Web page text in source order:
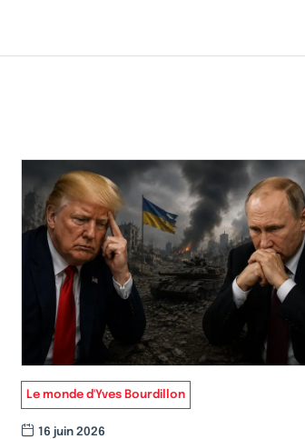
Le monde d'Yves Bourdillon
16 juin 2026